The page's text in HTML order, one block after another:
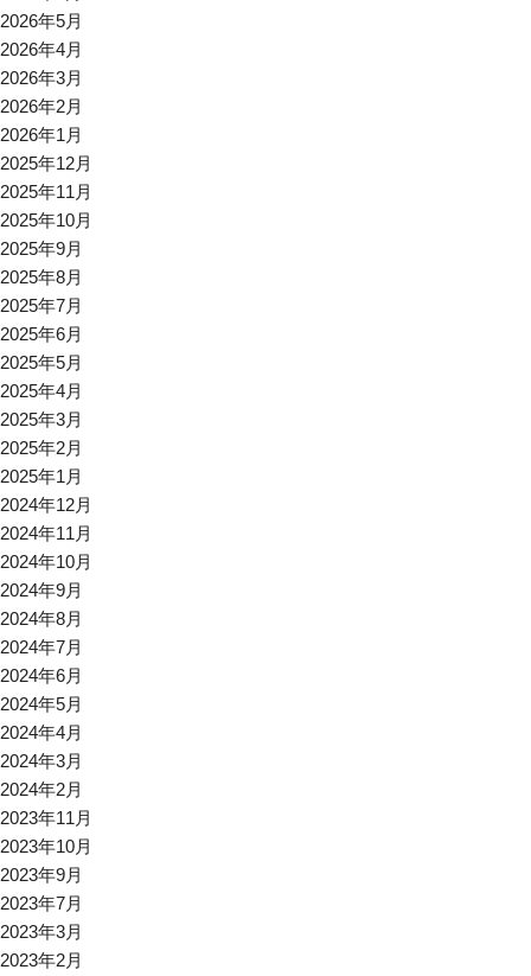
2026年5月
2026年4月
2026年3月
2026年2月
2026年1月
2025年12月
2025年11月
2025年10月
2025年9月
2025年8月
2025年7月
2025年6月
2025年5月
2025年4月
2025年3月
2025年2月
2025年1月
2024年12月
2024年11月
2024年10月
2024年9月
2024年8月
2024年7月
2024年6月
2024年5月
2024年4月
2024年3月
2024年2月
2023年11月
2023年10月
2023年9月
2023年7月
2023年3月
2023年2月